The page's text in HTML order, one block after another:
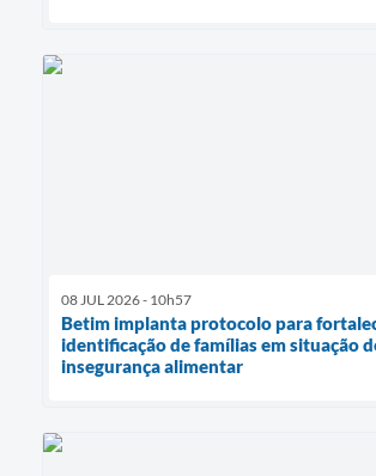
08 JUL 2026 - 10h57
Betim implanta protocolo para
identificação de famílias em situação
insegurança alimentar